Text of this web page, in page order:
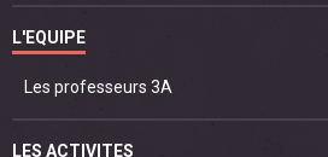
L'EQUIPE
Les professeurs 3A
LES ACTIVITES